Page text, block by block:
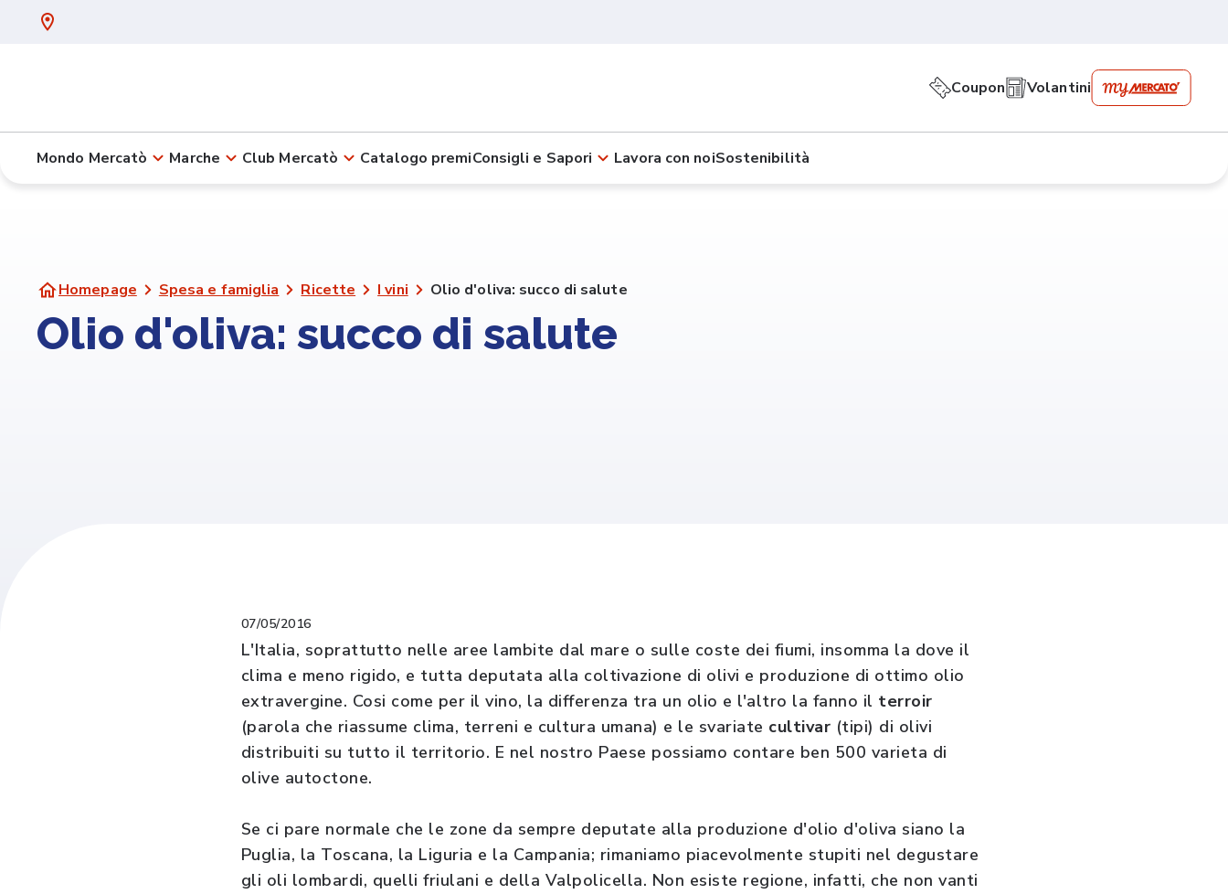
Coupon Volantini
Mondo Mercatò Marche Club Mercatò Catalogo premiConsigli e Sapori Lavora con noiSostenibilità
Homepage Spesa e famiglia Ricette I vini Olio d'oliva: succo di salute
Olio d'oliva: succo di salute
07/05/2016
L'Italia, soprattutto nelle aree lambite dal mare o sulle coste dei fiumi, insomma la dove il
clima e meno rigido, e tutta deputata alla coltivazione di olivi e produzione di ottimo olio
extravergine. Cosi come per il vino, la differenza tra un olio e l'altro la fanno il terroir
(parola che riassume clima, terreni e cultura umana) e le svariate cultivar (tipi) di olivi
distribuiti su tutto il territorio. E nel nostro Paese possiamo contare ben 500 varieta di
olive autoctone.
Se ci pare normale che le zone da sempre deputate alla produzione d'olio d'oliva siano la
Puglia, la Toscana, la Liguria e la Campania; rimaniamo piacevolmente stupiti nel degustare
gli oli lombardi, quelli friulani e della Valpolicella. Non esiste regione, infatti, che non vanti